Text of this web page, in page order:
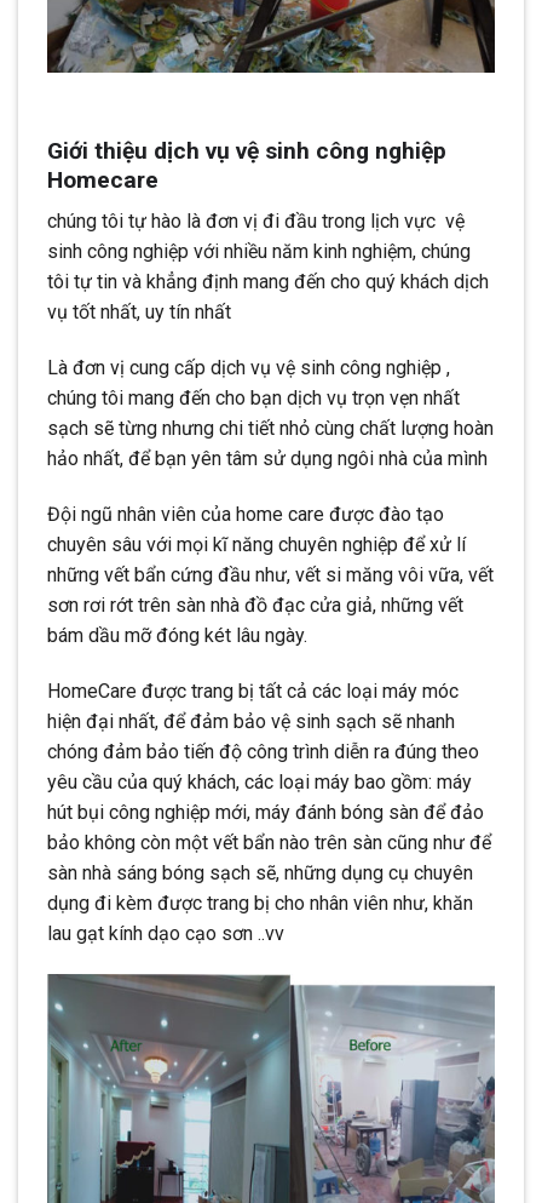
Giới thiệu dịch vụ vệ sinh công nghiệp
Homecare
chúng tôi tự hào là đơn vị đi đầu trong lịch vực vệ
sinh công nghiệp với nhiều năm kinh nghiệm, chúng
tôi tự tin và khẳng định mang đến cho quý khách dịch
vụ tốt nhất, uy tín nhất
Là đơn vị cung cấp dịch vụ vệ sinh công nghiệp ,
chúng tôi mang đến cho bạn dịch vụ trọn vẹn nhất
sạch sẽ từng nhưng chi tiết nhỏ cùng chất lượng hoàn
hảo nhất, để bạn yên tâm sử dụng ngôi nhà của mình
Đội ngũ nhân viên của home care được đào tạo
chuyên sâu với mọi kĩ năng chuyên nghiệp để xử lí
những vết bẩn cứng đầu như, vết si măng vôi vữa, vết
sơn rơi rớt trên sàn nhà đồ đạc cửa giả, những vết
bám dầu mỡ đóng két lâu ngày.
HomeCare được trang bị tất cả các loại máy móc
hiện đại nhất, để đảm bảo vệ sinh sạch sẽ nhanh
chóng đảm bảo tiến độ công trình diễn ra đúng theo
yêu cầu của quý khách, các loại máy bao gồm: máy
hút bụi công nghiệp mới, máy đánh bóng sàn để đảo
bảo không còn một vết bẩn nào trên sàn cũng như để
sàn nhà sáng bóng sạch sẽ, những dụng cụ chuyên
dụng đi kèm được trang bị cho nhân viên như, khăn
lau gạt kính dạo cạo sơn ..vv